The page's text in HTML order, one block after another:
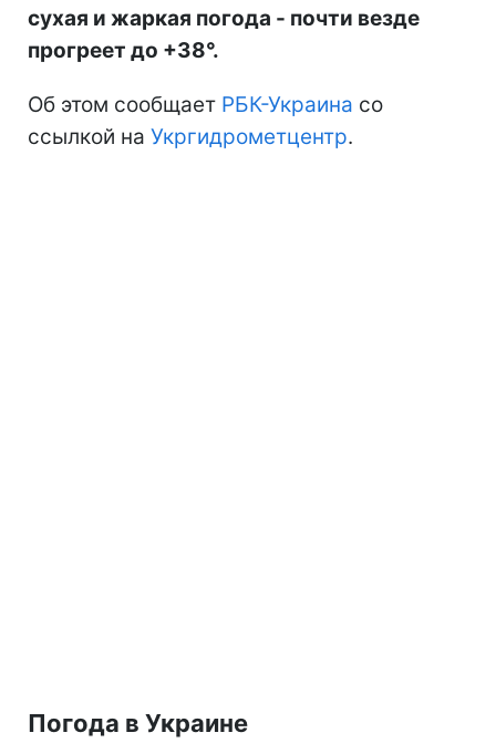
сухая и жаркая погода - почти везде
прогреет до +38°.
Об этом сообщает РБК-Украина со
ссылкой на Укргидрометцентр.
Погода в Украине